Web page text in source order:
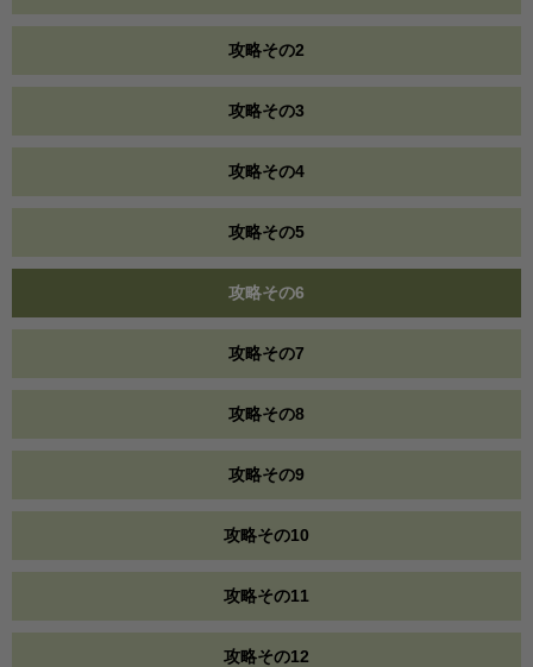
攻略その2
攻略その3
攻略その4
攻略その5
攻略その6
攻略その7
攻略その8
攻略その9
攻略その10
攻略その11
攻略その12